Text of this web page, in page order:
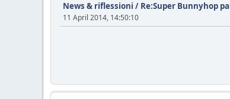
News & riflessioni / Re:Super Bunnyhop
11 April 2014, 14:50:10